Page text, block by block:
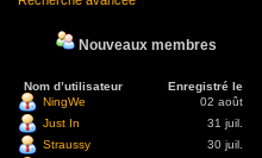
Nouveaux membres
Nom d’utilisateur
Enregistré le
NingWe
02 août
Just In
31 juil.
Straussy
30 juil.